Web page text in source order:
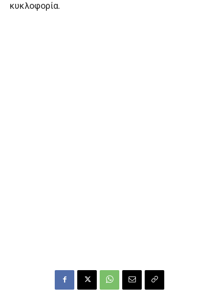
κυκλοφορία.